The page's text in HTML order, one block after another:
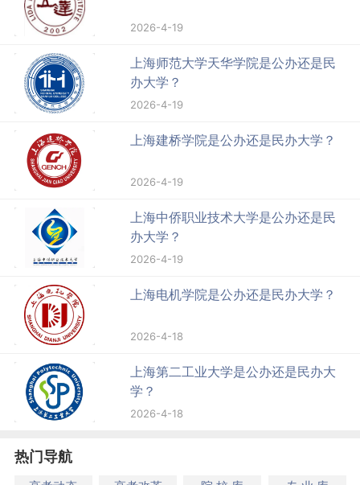
2026-4-19
上海师范大学天华学院是公办还是民
办大学？
2026-4-19
上海建桥学院是公办还是民办大学？
2026-4-19
上海中侨职业技术大学是公办还是民
办大学？
2026-4-19
上海电机学院是公办还是民办大学？
2026-4-18
上海第二工业大学是公办还是民办大
学？
2026-4-18
热门导航